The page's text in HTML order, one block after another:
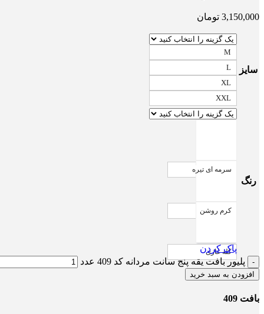
3,150,000 تومان
سایز
M
L
XL
XXL
رنگ
سرمه ای تیره
کرم روشن
کله غازی
پاک کردن
پلیور بافت یقه پنج سانت مردانه کد 409 عدد
افزودن به سبد خرید
بافت 409